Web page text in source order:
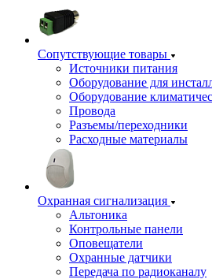
Сопутствующие товары
Источники питания
Оборудование для
Оборудование
Провода
Разъемы/переходники
Расходные материалы
Охранная сигнализация
Альтоника
Контрольные панели
Оповещатели
Охранные датчики
Передача по радиоканалу